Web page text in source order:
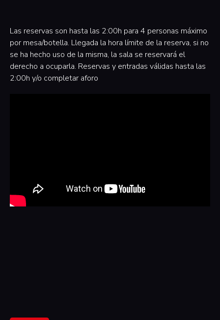
Las reservas son hasta las 2:00h para 4 personas máximo
por mesa/botella. Llegada la hora límite de la reserva, si no
se ha hecho uso de la misma, la sala se reservará el
derecho a ocuparla. Reservas y entradas válidas hasta las
2:00h y/o completar aforo